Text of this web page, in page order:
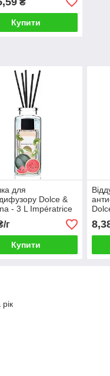
Купити
для
Dolce &
- 3 L Impératrice
г
Купити
Blue